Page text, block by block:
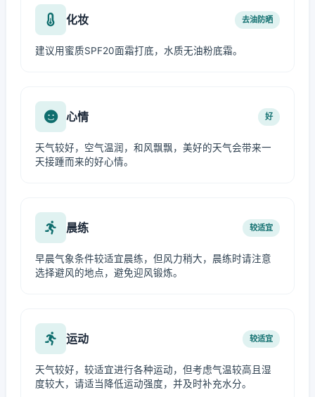
化妆 去油防晒
建议用蜜质SPF20面霜打底，水质无油粉底霜。
心情 好
天气较好，空气温润，和风飘飘，美好的天气会带来一
天接踵而来的好心情。
晨练 较适宜
早晨气象条件较适宜晨练，但风力稍大，晨练时请注意
选择避风的地点，避免迎风锻炼。
运动 较适宜
天气较好，较适宜进行各种运动，但考虑气温较高且湿
度较大，请适当降低运动强度，并及时补充水分。